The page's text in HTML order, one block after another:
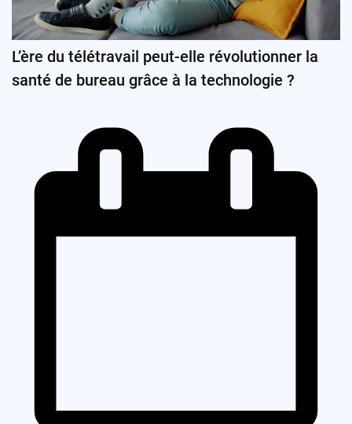
L’ère du télétravail peut-elle révolutionner la
santé de bureau grâce à la technologie ?